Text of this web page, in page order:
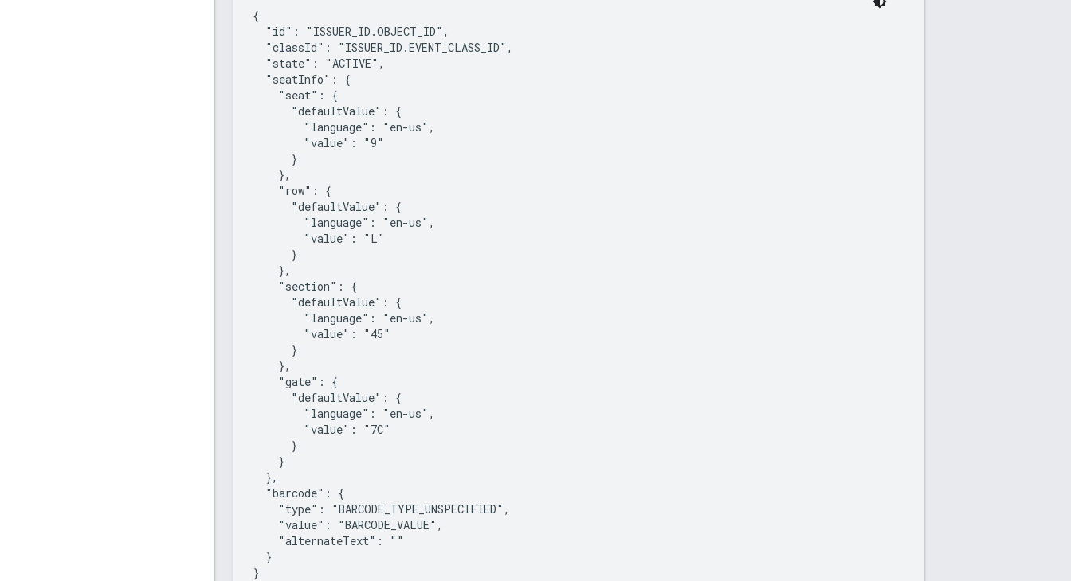
{
  "id": "ISSUER_ID.OBJECT_ID",
  "classId": "ISSUER_ID.EVENT_CLASS_ID",
  "state": "ACTIVE",
  "seatInfo": {
    "seat": {
      "defaultValue": {
        "language": "en-us",
        "value": "9"
      }
    },
    "row": {
      "defaultValue": {
        "language": "en-us",
        "value": "L"
      }
    },
    "section": {
      "defaultValue": {
        "language": "en-us",
        "value": "45"
      }
    },
    "gate": {
      "defaultValue": {
        "language": "en-us",
        "value": "7C"
      }
    }
  },
  "barcode": {
    "type": "BARCODE_TYPE_UNSPECIFIED",
    "value": "BARCODE_VALUE",
    "alternateText": ""
  }
}